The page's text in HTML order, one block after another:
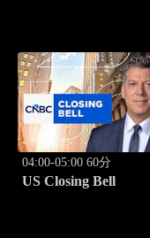
04:00-05:00 60分
US Closing Bell